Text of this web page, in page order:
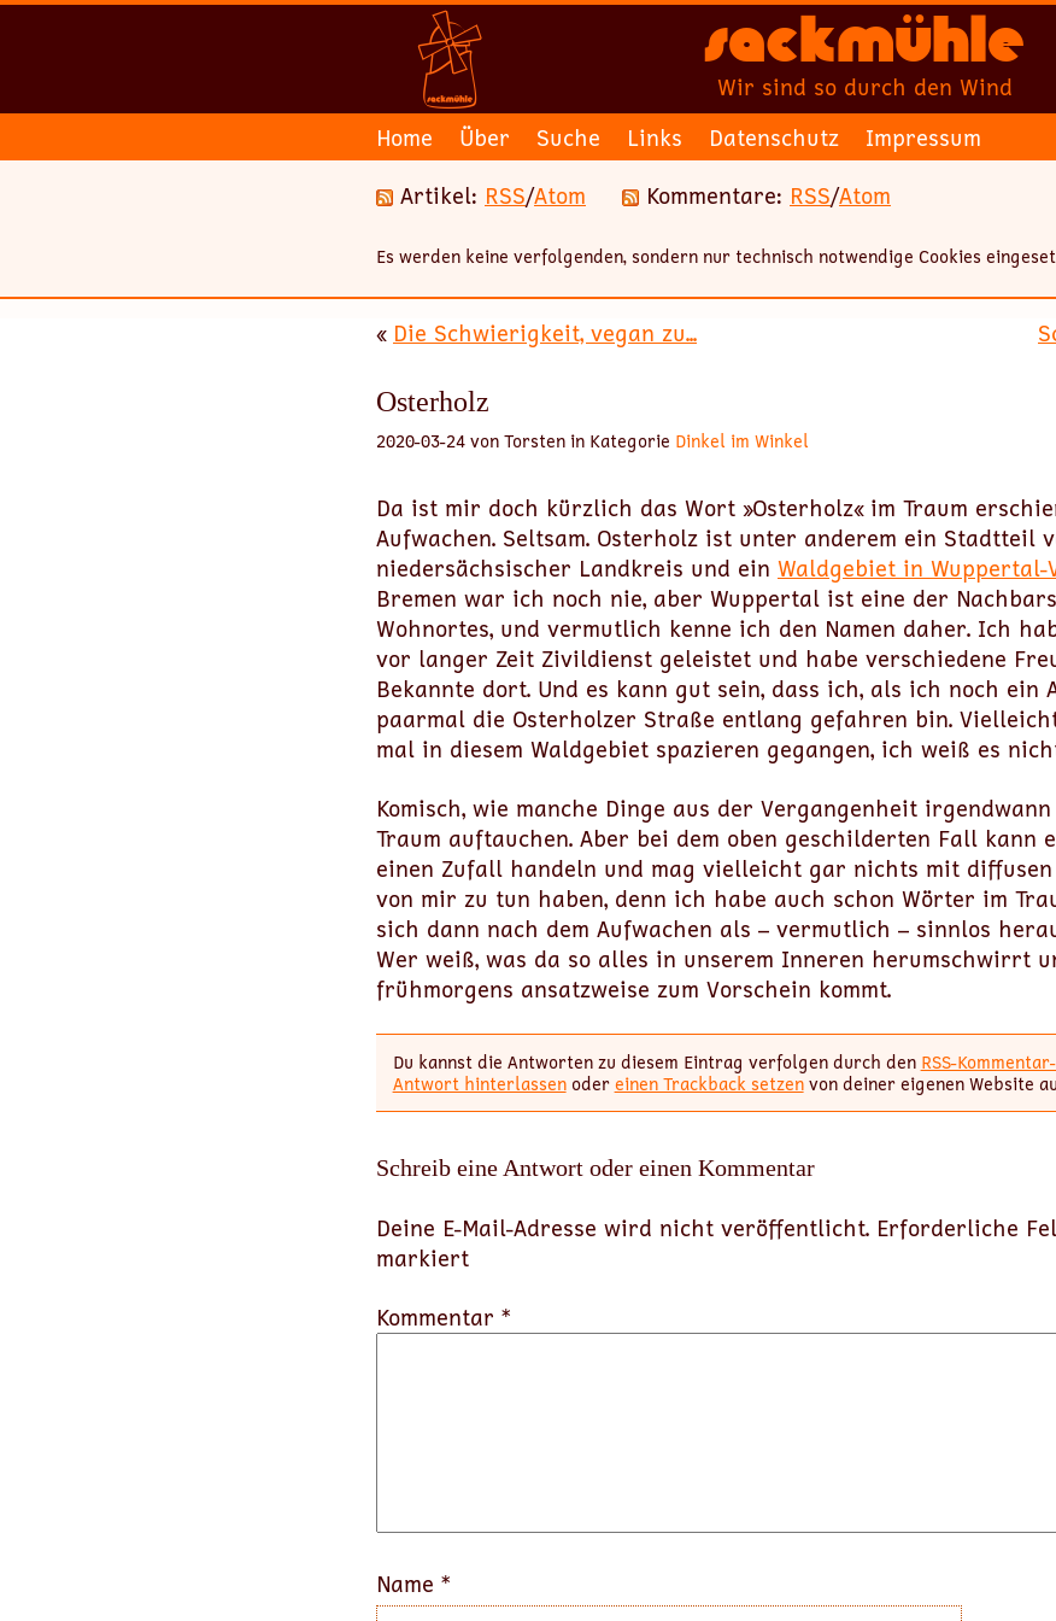
Sackmühle
Wir sind so durch den Wind
Home
Über Suche Links Datenschutz
Impressum
Artikel: RSS/Atom Kommentare: RSS/Atom
Es werden keine verfolgenden, sondern nur technisch notwendige Cookies
« Die Schwierigkeit, vegan zu...
Osterholz
2020-03-24 von Torsten in Kategorie Dinkel im Winkel
Da ist mir doch kürzlich das Wort »Osterholz« im Traum
Aufwachen. Seltsam. Osterholz ist unter anderem ein Stadtteil
niedersächsischer Landkreis und ein Waldgebiet in Wuppertal-
Bremen war ich noch nie, aber Wuppertal ist eine der
Wohnortes, und vermutlich kenne ich den Namen daher. Ich
vor langer Zeit Zivildienst geleistet und habe verschiedene
Bekannte dort. Und es kann gut sein, dass ich, als ich noch ein
paarmal die Osterholzer Straße entlang gefahren bin.
mal in diesem Waldgebiet spazieren gegangen, ich weiß es
Komisch, wie manche Dinge aus der Vergangenheit
Traum auftauchen. Aber bei dem oben geschilderten Fall kann
einen Zufall handeln und mag vielleicht gar nichts mit
von mir zu tun haben, denn ich habe auch schon Wörter im
sich dann nach dem Aufwachen als – vermutlich – sinnlos
Wer weiß, was da so alles in unserem Inneren herumschwirrt
frühmorgens ansatzweise zum Vorschein kommt.
Du kannst die Antworten zu diesem Eintrag verfolgen durch den RSS-
Antwort hinterlassenodereinen Trackback setzenvon deiner eigenen Website
Schreib eine Antwort oder einen Kommentar
Deine E-Mail-Adresse wird nicht veröffentlicht. Erforderliche
markiert
Kommentar *
Name *